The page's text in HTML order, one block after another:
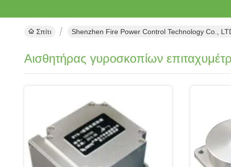
Σπίτι Shenzhen Fire Power Control Technology Co.,
Αισθητήρας γυροσκοπίων